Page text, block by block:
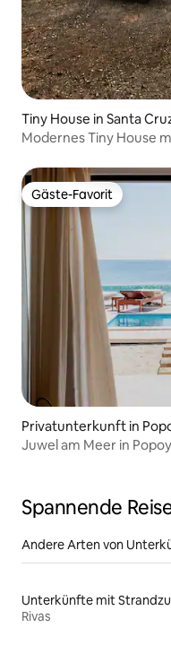
Tiny House in Santa
Modernes Tiny House
Gäste-Favorit
Gäste-Favorit
Privatunterkunft in
Juwel am Meer in
Spannende
Andere Arten von
Rivas